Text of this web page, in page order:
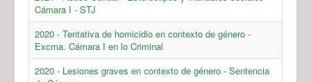
Cámara I - STJ
2020 - Tentativa de homicidio en contexto de género -
Excma. Cámara I en lo Criminal
2020 - Lesiones graves en contexto de género - Sentencia